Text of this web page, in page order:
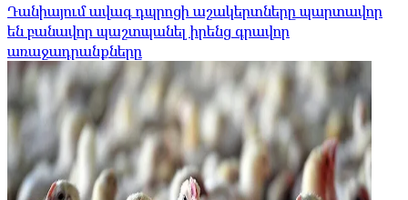
Դանիայում ավագ դպրոցի աշակերտները պարտավոր
են բանավոր պաշտպանել իրենց գրավոր
առաջադրանքները